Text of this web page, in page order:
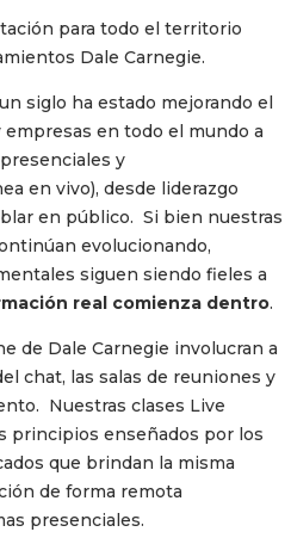
para todo el territorio
Dale Carnegie.
siglo ha estado mejorando el
en todo el mundo a
y
en vivo), desde liderazgo
en público. Si bien nuestras
evolucionando,
siguen siendo fieles a
real comienza dentro.
de Dale Carnegie involucran a
chat, las salas de reuniones y
Nuestras clases Live
principios enseñados por los
que brindan la misma
de forma remota
presenciales.